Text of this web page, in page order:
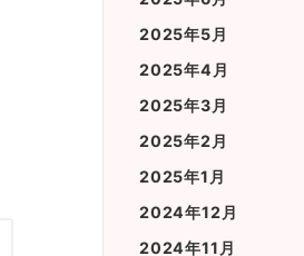
2025年5月
2025年4月
2025年3月
2025年2月
2025年1月
2024年12月
2024年11月